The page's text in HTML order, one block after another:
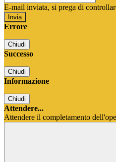
E-mail inviata, si prega di
Errore
Chiudi
Successo
Chiudi
Informazione
Chiudi
Attendere...
Attendere il completamento